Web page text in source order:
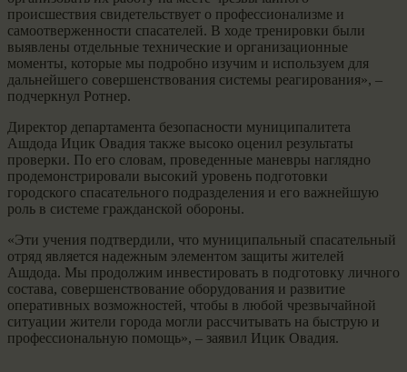
происшествия свидетельствует о профессионализме и
самоотверженности спасателей. В ходе тренировки были
выявлены отдельные технические и организационные
моменты, которые мы подробно изучим и используем для
дальнейшего совершенствования системы реагирования», –
подчеркнул Ротнер.
Директор департамента безопасности муниципалитета
Ашдода Ицик Овадия также высоко оценил результаты
проверки. По его словам, проведенные маневры наглядно
продемонстрировали высокий уровень подготовки
городского спасательного подразделения и его важнейшую
роль в системе гражданской обороны.
«Эти учения подтвердили, что муниципальный спасательный
отряд является надежным элементом защиты жителей
Ашдода. Мы продолжим инвестировать в подготовку личного
состава, совершенствование оборудования и развитие
оперативных возможностей, чтобы в любой чрезвычайной
ситуации жители города могли рассчитывать на быструю и
профессиональную помощь», – заявил Ицик Овадия.